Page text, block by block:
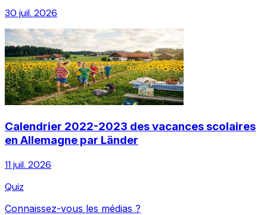
30 juil. 2026
Calendrier 2022-2023 des vacances scolaires
en Allemagne par Länder
11 juil. 2026
Quiz
Connaissez-vous les médias ?